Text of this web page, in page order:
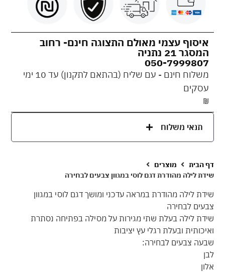
איסוף עצמי מאולם התצוגה חינם- רחוב
המסגר 21 נתניה
050-7999807
משלוח חינם - עם שליח (בהתאם לתקנון) עד 10 ימי
עסקים
₪
תנאי משלוח
דף הבית
מוצרים
שידת לילה מהודרת דגם לוסי במגוון צבעים לבחירה
שידת לילה מהודרת במראה עדכני ומושך דגם לוסי במגוון
צבעים לבחירה
שידת לילה בעלת שתי מגירות על מסילה בפתיחה נסתרת
ואיכותית ובעלת רגלי עץ יציבות
שבעה צבעים לבחירה:
לבן
אלון